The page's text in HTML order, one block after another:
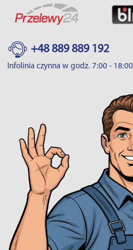
+48 889 889 192
Infolinia czynna w godz. 7:00 - 18:00